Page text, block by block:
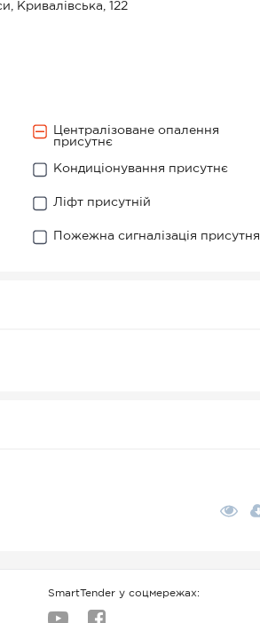
Кривалівська, 122
Централізоване опалення
присутнє
Кондиціонування присутнє
Ліфт присутній
Пожежна сигналізація присутня
SmartTender у соцмережах: